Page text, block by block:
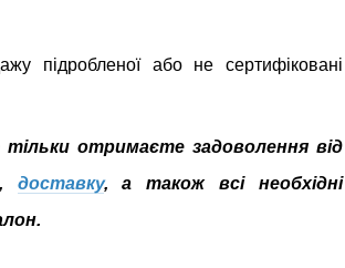
підробленої або не сертифіковані
отримаєте задоволення від
доставку, а також всі необхідні